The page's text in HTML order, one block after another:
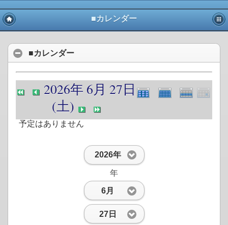
■カレンダー
■カレンダー
2026年 6月 27日
(土)
予定はありません
2026年
年
6月
27日